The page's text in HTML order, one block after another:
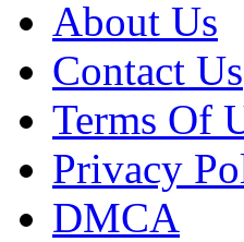
About Us
Contact Us
Terms Of
Privacy
DMCA